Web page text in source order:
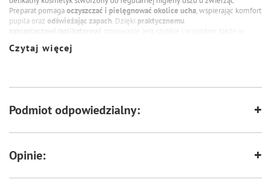
Preparat pomagaoczyszczać i pielęgnować okolice ucha, wspierając komfort
pupila oraz odświeżając zapach. Dzięki praktycznemu
zakraplaczowi/aplikatorowi
stosowanie jest szybkie i wygodne, także w
dlapsów, kotów i innych małych zwierząt
oczyszcza i pielęgnujeuszy
pojemność: 50 ml
Czytaj więcej
Podmiot odpowiedzialny:
Opinie: